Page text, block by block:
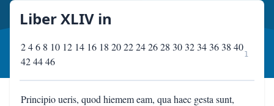
Liber XLIV in
2 4 6 8 10 12 14 16 18 20 22 24 26 28 30 32 34 36 38 40
42 44 46
1
Principio ueris, quod hiemem eam, qua haec gesta sunt,